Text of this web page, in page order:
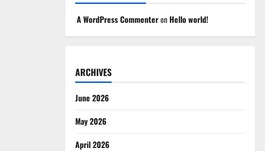
A WordPress Commenteron Hello world!
ARCHIVES
June 2026
May 2026
April 2026